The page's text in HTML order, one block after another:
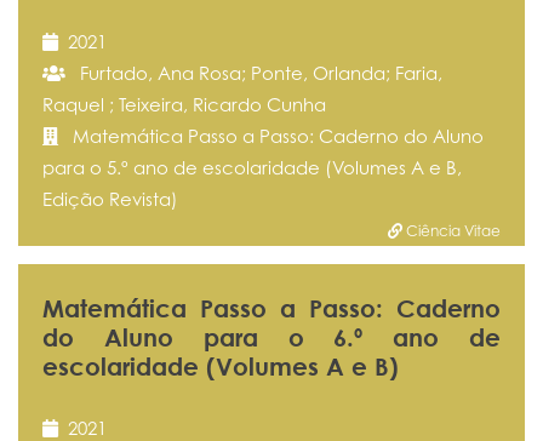
2021
Furtado, Ana Rosa; Ponte, Orlanda; Faria,
Raquel ; Teixeira, Ricardo Cunha
Matemática Passo a Passo: Caderno do Aluno
para o 5.º ano de escolaridade (Volumes A e B,
Edição Revista)
Ciência Vitae
Matemática Passo a Passo: Caderno
do Aluno para o 6.º ano de
escolaridade (Volumes A e B)
2021